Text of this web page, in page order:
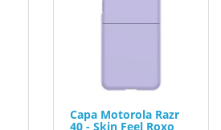
Capa Motorola Razr
40 - Skin Feel Roxo